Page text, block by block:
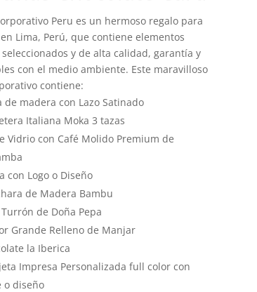
Peru es un hermoso regalo para
Lima, Perú, que contiene elementos
y de alta calidad, garantía y
con el medio ambiente. Este maravilloso
contiene:
de madera con Lazo Satinado
Italiana Moka 3 tazas
Vidrio con Café Molido Premium de
con Logo o Diseño
de Madera Bambu
de Doña Pepa
Grande Relleno de Manjar
la Iberica
Impresa Personalizada full color con
o diseño